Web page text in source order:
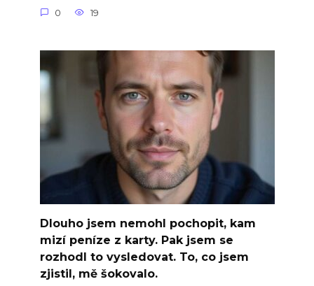
0 19
Dlouho jsem nemohl pochopit, kam
mizí peníze z karty. Pak jsem se
rozhodl to vysledovat. To, co jsem
zjistil, mě šokovalo.